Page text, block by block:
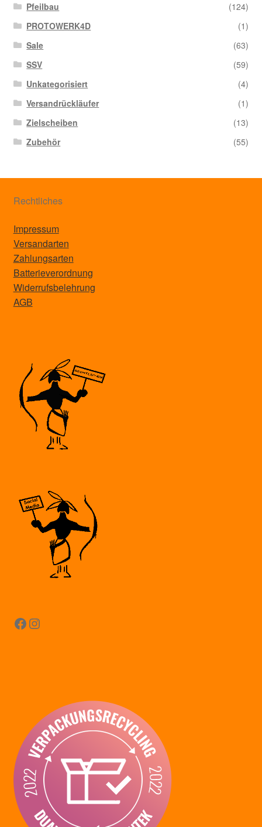
Pfeilbau
(124)
PROTOWERK4D
(1)
Sale
(63)
SSV
(59)
Unkategorisiert
(4)
Versandrückläufer
(1)
Zielscheiben
(13)
Zubehör
(55)
Rechtliches
Impressum
Versandarten
Zahlungsarten
Batterieverordnung
Widerrufsbelehrung
AGB
Facebook
Instagram